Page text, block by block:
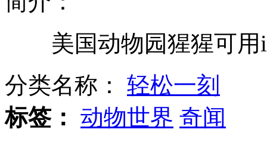
男子用瓶装血液敲诈酒店百万
美国动物园猩猩可用
分类名称： 轻松一刻
标签： 动物世界 奇闻